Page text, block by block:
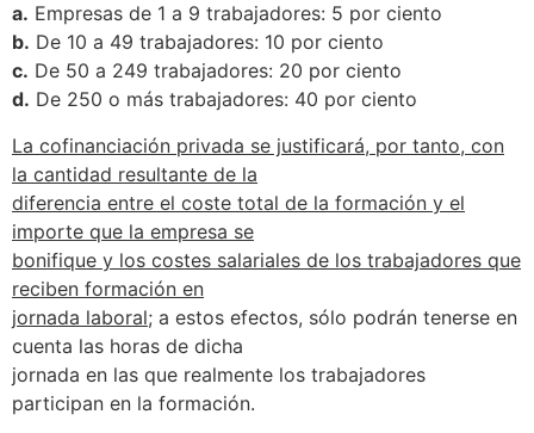
a. Empresas de 1 a 9 trabajadores: 5 por ciento
b. De 10 a 49 trabajadores: 10 por ciento
c. De 50 a 249 trabajadores: 20 por ciento
d. De 250 o más trabajadores: 40 por ciento
La cofinanciación privada se justificará, por tanto, con
la cantidad resultante de la
diferencia entre el coste total de la formación y el
importe que la empresa se
bonifique y los costes salariales de los trabajadores que
reciben formación en
jornada laboral; a estos efectos, sólo podrán tenerse en
cuenta las horas de dicha
jornada en las que realmente los trabajadores
participan en la formación.